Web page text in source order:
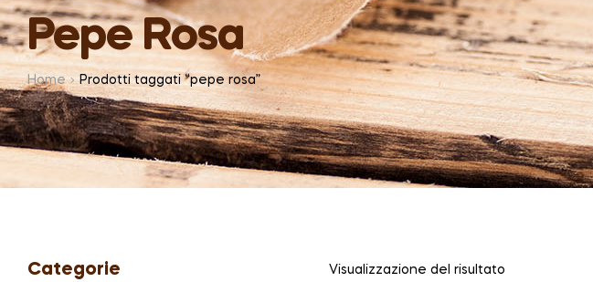
Pepe Rosa
Home Prodotti taggati “pepe rosa”
Visualizzazione del risultato
Categorie